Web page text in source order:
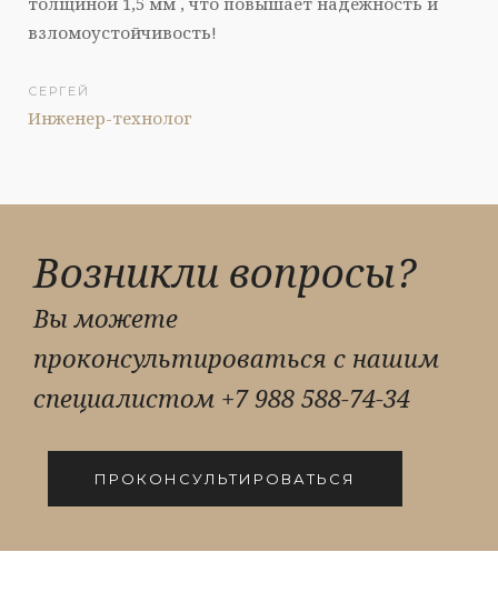
взломоустойчивость!
СЕРГЕЙ
Инженер-технолог
Возникли вопросы?
Вы можете
проконсультироваться с нашим
специалистом +7 988 588-74-34
ПРОКОНСУЛЬТИРОВАТЬСЯ